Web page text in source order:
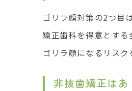
ゴリラ顔対策の2つ目
矯正歯科を得意とする
ゴリラ顔になるリス
非抜歯矯正は